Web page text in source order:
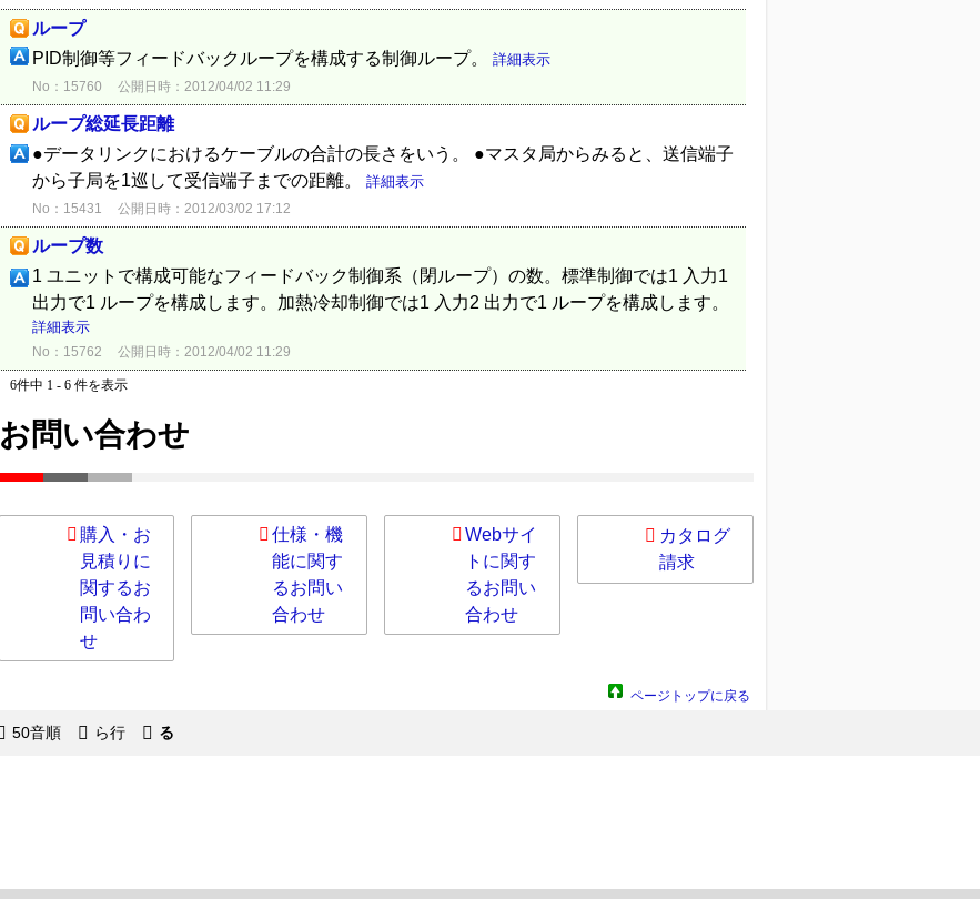
ループ
PID制御等フィードバックループを構成する制御ループ。 詳細表示
No：15760 公開日時：2012/04/02 11:29
ループ総延長距離
●データリンクにおけるケーブルの合計の長さをいう。 ●マスタ局からみると、送信端子
から子局を1巡して受信端子までの距離。 詳細表示
No：15431 公開日時：2012/03/02 17:12
ループ数
1 ユニットで構成可能なフィードバック制御系（閉ループ）の数。標準制御では1 入力1
出力で1 ループを構成します。加熱冷却制御では1 入力2 出力で1 ループを構成します。
詳細表示
No：15762 公開日時：2012/04/02 11:29
6件中 1 - 6 件を表示
お問い合わせ
購入・お
見積りに
関するお
問い合わ
せ
仕様・機
能に関す
るお問い
合わせ
Webサイ
トに関す
るお問い
合わせ
カタログ
請求
ページトップに戻る
50音順 ら行 る